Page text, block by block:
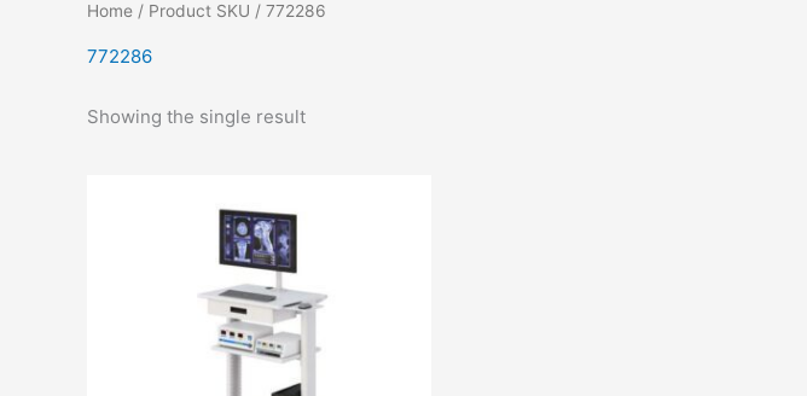
Home / Product SKU / 772286
772286
Showing the single result